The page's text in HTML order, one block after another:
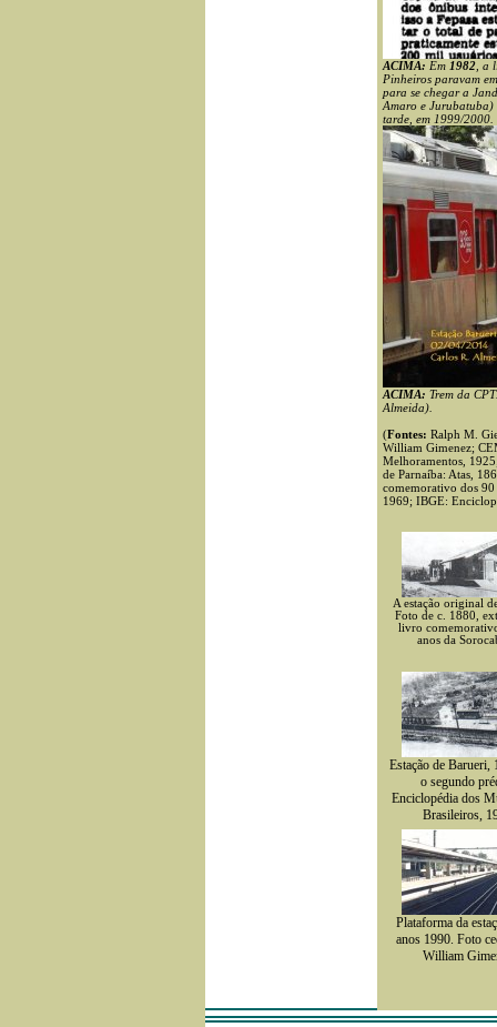
ACIMA: Em 1982 , a
Pinheiros paravam
para se chegar a
Amaro e Jurubatuba)
tarde, em 1999/
ACIMA: Trem da
Almeida).
(Fontes: Ralph M.
William Gimenez;
Melhoramentos,
de Parnaíba: Atas,
comemorativo dos 90
1969; IBGE:
A estação original
Foto de c. 1880,
livro
anos da
Estação de Barueri,
o segundo
Enciclopédia dos
Brasileiros,
Plataforma da
anos 1990. Foto
William